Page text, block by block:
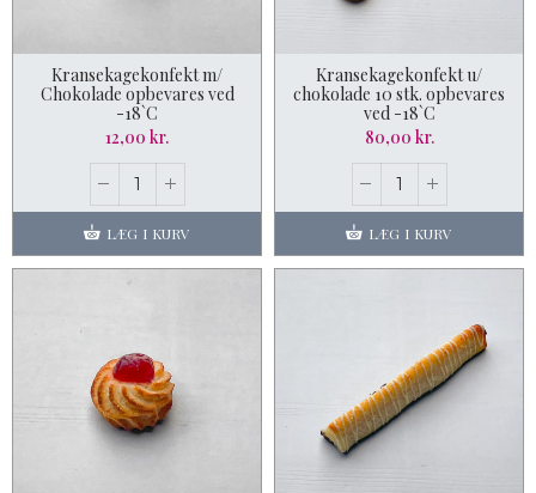
Kransekagekonfekt m/
Chokolade opbevares ved
-18`C
12,00 kr.
LÆG I KURV
Kransekagekonfekt u/
chokolade 10 stk. opbevares
ved -18`C
80,00 kr.
LÆG I KURV